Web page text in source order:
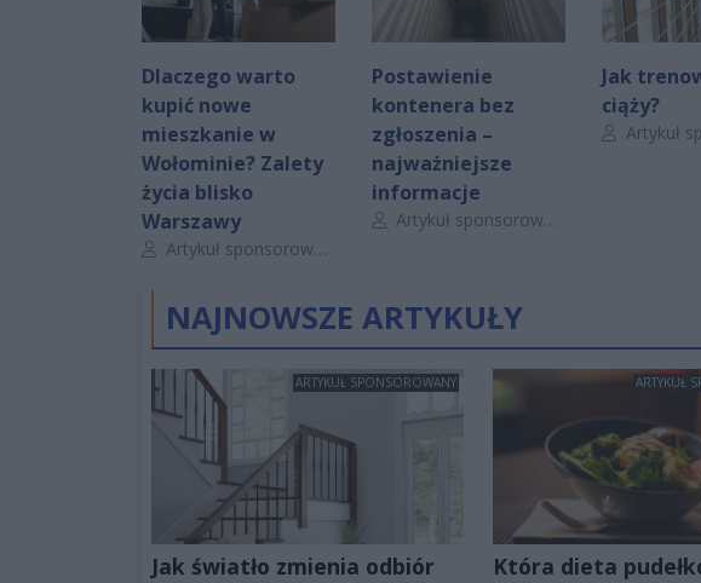
Dlaczego warto
kupić nowe
mieszkanie w
Wołominie? Zalety
życia blisko
Warszawy
Autor artykułu:
Artykuł sponsorowany
Postawienie
kontenera bez
zgłoszenia –
najważniejsze
informacje
Autor artykułu:
Artykuł sponsorowany
Jak
ciąży?
AutorArtykuł
NAJNOWSZE ARTYKUŁY
ARTYKUŁ SPONSOROWANY
Jak światło zmienia odbiór
ARTYKUŁ
Która dieta